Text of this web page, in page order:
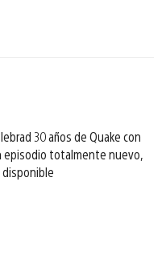
30 años de Quake con
episodio totalmente nuevo,
disponible